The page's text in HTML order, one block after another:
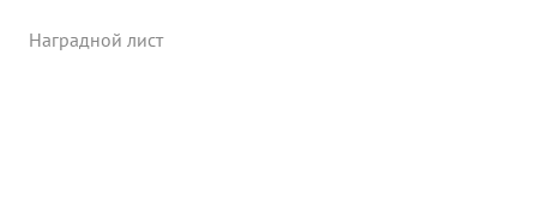
Наградной лист